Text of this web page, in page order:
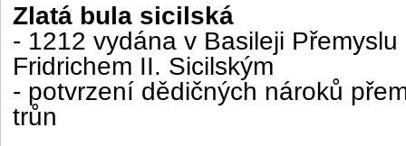
Zlatá bula sicilská
- 1212 vydána v Basileji
Fridrichem II. Sicilským
- potvrzení dědičných nároků
trůn